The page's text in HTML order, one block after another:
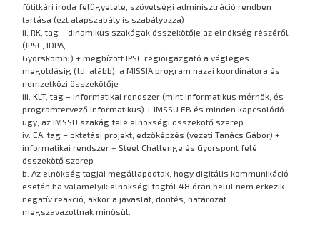
főtitkári iroda felügyelete, szövetségi adminisztráció rendben
tartása (ezt alapszabály is szabályozza)
ii. RK, tag – dinamikus szakágak összekötője az elnökség részéről
(IPSC, IDPA,
Gyorskombi) + megbízott IPSC régióigazgató a végleges
megoldásig (ld. alább), a MISSIA program hazai koordinátora és
nemzetközi összekötője
iii. KLT, tag – informatikai rendszer (mint informatikus mérnök, és
programtervező informatikus) + IMSSU EB és minden kapcsolódó
ügy, az IMSSU szakág felé elnökségi összekötő szerep
iv. EA, tag – oktatási projekt, edzőképzés (vezeti Tanács Gábor) +
informatikai rendszer + Steel Challenge és Gyorspont felé
összekötő szerep
b. Az elnökség tagjai megállapodtak, hogy digitális kommunikáció
esetén ha valamelyik elnökségi tagtól 48 órán belül nem érkezik
negatív reakció, akkor a javaslat, döntés, határozat
megszavazottnak minősül.